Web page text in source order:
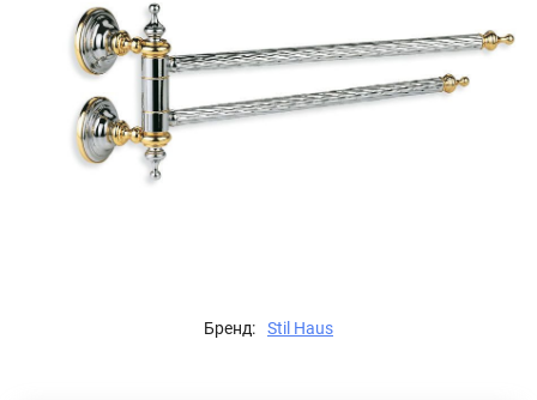
Бренд: Stil Haus